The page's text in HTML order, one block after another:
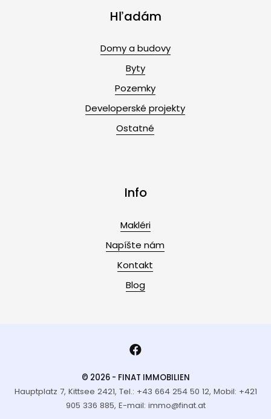
Hľadám
Domy a budovy
Byty
Pozemky
Developerské projekty
Ostatné
Info
Makléri
Napíšte nám
Kontakt
Blog
© 2026 - FINAT IMMOBILIEN
Hauptplatz 7, Kittsee 2421, Tel.: +43 664 254 50 12, Mobil: +421
905 336 885, E-mail: immo@finat.at